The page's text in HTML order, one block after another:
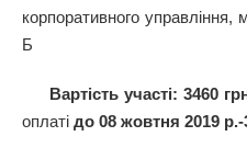
корпоративного
Б
Вартість участі: 3460
оплаті до 08 жовтня 2019 р.-